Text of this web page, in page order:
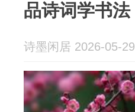
品诗词学书法
诗墨闲居 2026-05-29